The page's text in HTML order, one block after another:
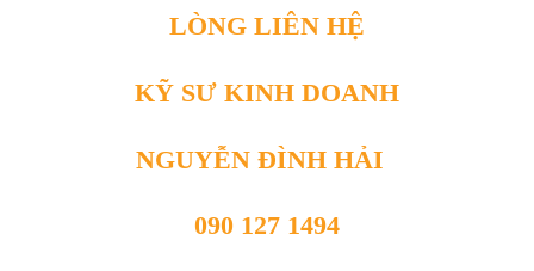
LÒNG LIÊN HỆ
KỸ SƯ KINH DOANH
NGUYỄN ĐÌNH HẢI
090 127 1494